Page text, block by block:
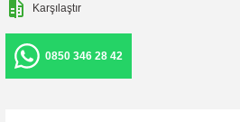
Karşılaştır
0850 346 28 42